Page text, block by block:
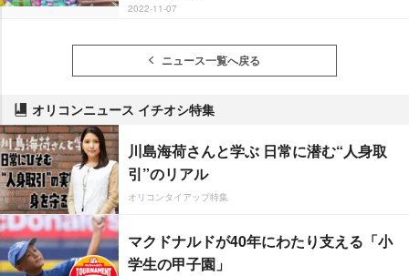
2022-11-07
ニュース一覧へ戻る
オリコンニュース イチオシ特集
川島海荷さんと学ぶ 日常に潜む“人身取
引”のリアル
オリコンタイアップ特集
マクドナルドが40年にわたり支える「小
学生の甲子園」